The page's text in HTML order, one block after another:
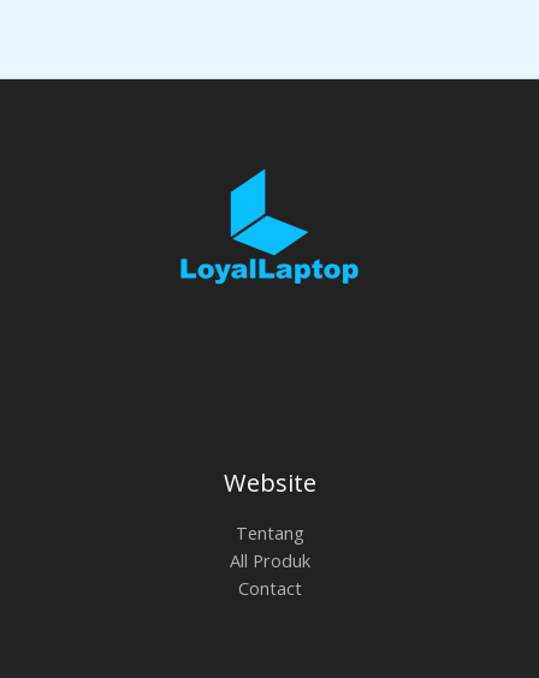
Website
Tentang
All Produk
Contact